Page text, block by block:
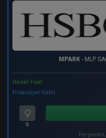
MPARK- MLP
Hedef Fiyat
Potansiyel Getiri
0